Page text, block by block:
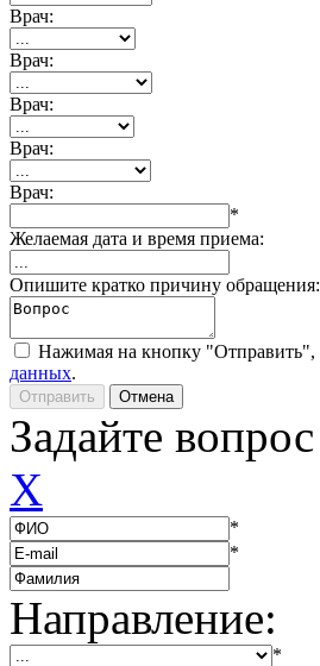
Врач:
Врач:
Врач:
Врач:
Врач:
*
Желаемая дата и время приема:
Опишите кратко причину обращения:
Нажимая на кнопку "Отправить",
данных.
Задайте
X
*
*
Направление:
*